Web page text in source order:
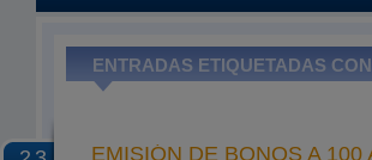
ENTRADAS ETIQUETADAS
EMISIÓN DE BONOS A 100